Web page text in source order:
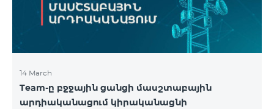
14 March
Team-ը բջջային ցանցի մասշտաբային
արդիականացում կիրականացնի